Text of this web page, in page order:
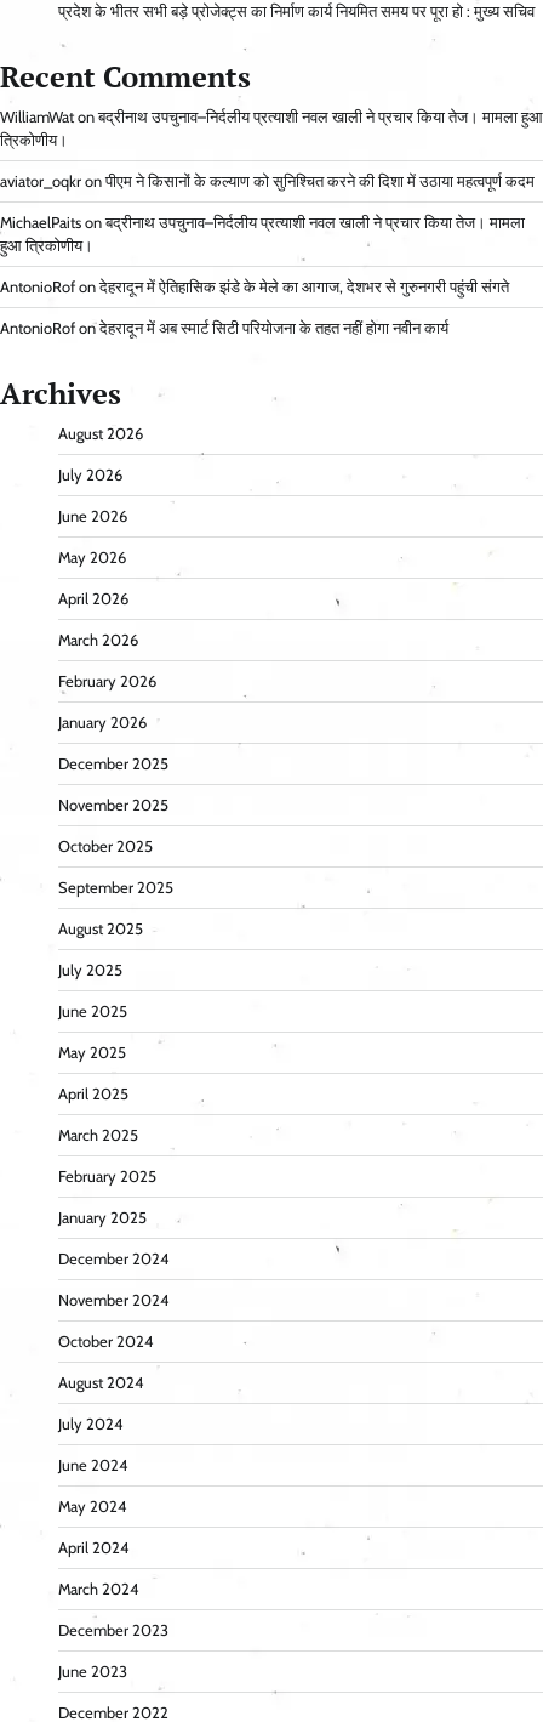
प्रदेश के भीतर सभी बड़े प्रोजेक्ट्स का निर्माण कार्य नियमित समय पर पूरा हो : मुख्य सचिव
Recent Comments
WilliamWat onबद्रीनाथ उपचुनाव–निर्दलीय प्रत्याशी नवल खाली ने प्रचार किया तेज। मामला हुआ
त्रिकोणीय।
aviator_oqkr onपीएम ने किसानों के कल्याण को सुनिश्चित करने की दिशा में उठाया महत्वपूर्ण कदम
MichaelPaits onबद्रीनाथ उपचुनाव–निर्दलीय प्रत्याशी नवल खाली ने प्रचार किया तेज। मामला
हुआ त्रिकोणीय।
AntonioRof onदेहरादून में ऐतिहासिक झंडे के मेले का आगाज, देशभर से गुरुनगरी पहुंची संगते
AntonioRof onदेहरादून में अब स्मार्ट सिटी परियोजना के तहत नहीं होगा नवीन कार्य
Archives
August 2026
July 2026
June 2026
May 2026
April 2026
March 2026
February 2026
January 2026
December 2025
November 2025
October 2025
September 2025
August 2025
July 2025
June 2025
May 2025
April 2025
March 2025
February 2025
January 2025
December 2024
November 2024
October 2024
August 2024
July 2024
June 2024
May 2024
April 2024
March 2024
December 2023
June 2023
December 2022